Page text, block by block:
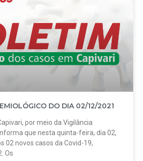
DO DIA 02/12/2021
por meio da Vigilância
que nesta quinta-feira, dia 02,
02 novos casos da Covid-19,
Os